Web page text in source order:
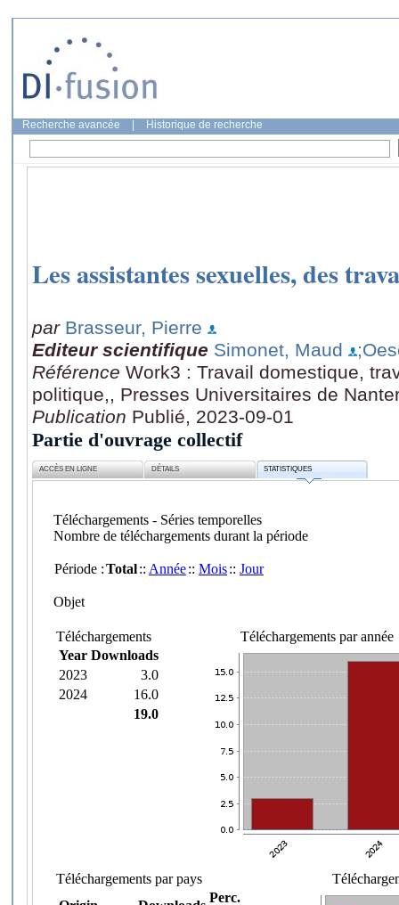
Recherche avancée Historique de recherche
Les assistantes sexuelles, des
par Brasseur, Pierre
Editeur scientifique Simonet, Maud
Référence Work3 : Travail domestique,
politique,, Presses Universitaires de
Publication Publié, 2023-09-01
Partie d'ouvrage collectif
ACCÈS EN LIGNE DÉTAILS STATISTIQUES